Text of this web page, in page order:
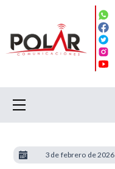
3 de febrero de 2026